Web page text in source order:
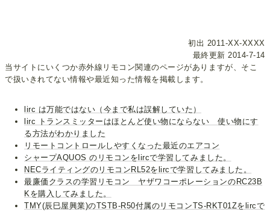
初出 2011-XX-XXXX
最終更新 2014-7-14
当サイトにいくつか赤外線リモコン関連のページがありますが、そこ
で扱いきれてない情報や最近知った情報を掲載します。
lirc は万能ではない（今まで私は誤解していた）
lirc トランスミッターはほとんど使い物にならない 使い物にす
る方法がわかりました
リモートコントロールしやすくなった最近のエアコン
シャープAQUOS のリモコンをlircで学習してみました。
NECライティングのリモコンRL52をlircで学習してみました。
最廉価クラスの学習リモコン ヤザワコーポレーションのRC23B
Kを購入してみました。
TMY(辰巳屋興業)のTSTB-R50付属のリモコンTS-RKT01Zをlircで